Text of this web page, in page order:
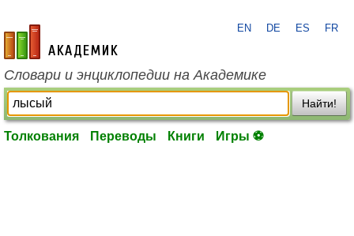
academic.ru
EN DE ES FR
Словари и энциклопедии на Академике
Найти!
Толкования Переводы Книги Игры ⚽